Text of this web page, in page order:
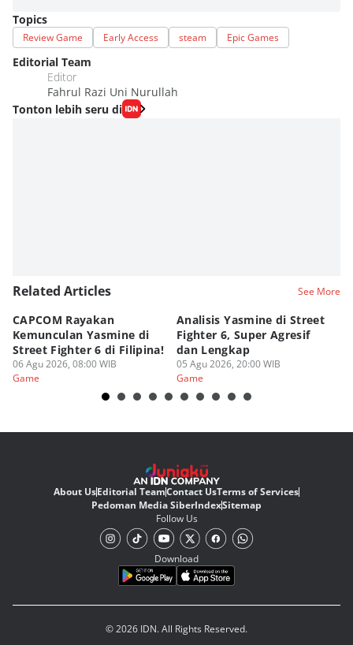
Topics
Review Game Early Access steam Epic Games
Editorial Team
Editor
Fahrul Razi Uni Nurullah
Tonton lebih seru di
Related Articles See More
CAPCOM Rayakan
Kemunculan Yasmine di
Street Fighter 6 di Filipina!
06 Agu 2026, 08:00 WIB
Game
Analisis Yasmine di Street
Fighter 6, Super Agresif
dan Lengkap
05 Agu 2026, 20:00 WIB
Game
About UsEditorial TeamContact UsTerms of Services
Pedoman Media SiberIndexSitemap
Follow Us
Download
© 2026 IDN. All Rights Reserved.